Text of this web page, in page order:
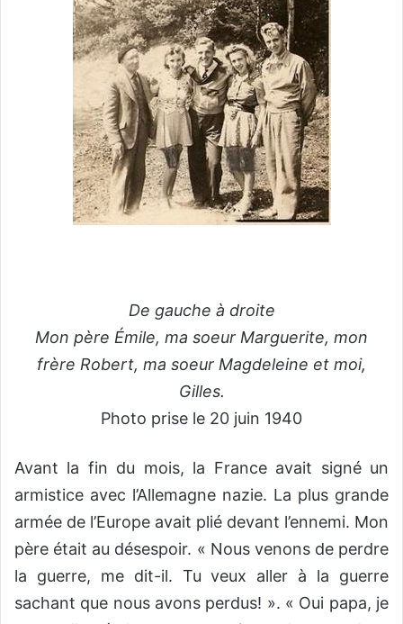
De gauche à droite
Mon père Émile, ma soeur Marguerite, mon
frère Robert, ma soeur Magdeleine et moi,
Gilles.
Photo prise le 20 juin 1940
Avant la fin du mois, la France avait signé un
armistice avec l’Allemagne nazie. La plus grande
armée de l’Europe avait plié devant l’ennemi. Mon
père était au désespoir. « Nous venons de perdre
la guerre, me dit-il. Tu veux aller à la guerre
sachant que nous avons perdus! ». « Oui papa, je